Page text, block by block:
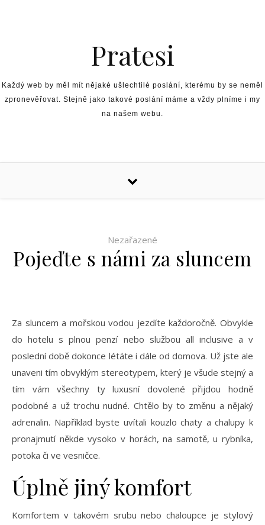
Pratesi
Každý web by měl mít nějaké ušlechtilé poslání, kterému by se neměl
zpronevěřovat. Stejně jako takové poslání máme a vždy plníme i my
na našem webu.
Nezařazené
Pojeďte s námi za sluncem
Za sluncem a mořskou vodou jezdíte každoročně. Obvykle
do hotelu s plnou penzí nebo službou all inclusive a v
poslední době dokonce létáte i dále od domova. Už jste ale
unaveni tím obvyklým stereotypem, který je všude stejný a
tím vám všechny ty luxusní dovolené přijdou hodně
podobné a už trochu nudné. Chtělo by to změnu a nějaký
adrenalin. Například byste uvítali kouzlochaty a chalupy k
pronajmutíněkde vysoko v horách, na samotě, u rybníka,
potoka či ve vesničce.
Úplně jiný komfort
Komfortem v takovém srubu nebo chaloupce je stylový